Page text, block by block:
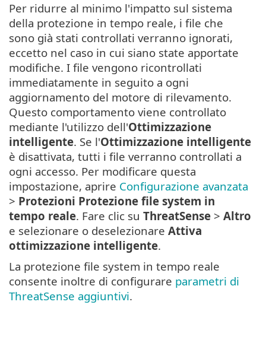
Per ridurre al minimo l'impatto sul sistema
della protezione in tempo reale, i file che
sono già stati controllati verranno ignorati,
eccetto nel caso in cui siano state apportate
modifiche. I file vengono ricontrollati
immediatamente in seguito a ogni
aggiornamento del motore di rilevamento.
Questo comportamento viene controllato
mediante l'utilizzo dell'Ottimizzazione
intelligente. Se l'Ottimizzazione intelligente
è disattivata, tutti i file verranno controllati a
ogni accesso. Per modificare questa
impostazione, aprire Configurazione avanzata
> Protezioni Protezione file system in
tempo reale. Fare clic su ThreatSense > Altro
e selezionare o deselezionare Attiva
ottimizzazione intelligente.
La protezione file system in tempo reale
consente inoltre di configurare parametri di
ThreatSense aggiuntivi.